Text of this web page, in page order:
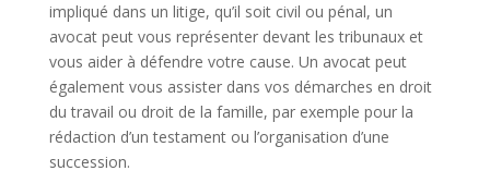
impliqué dans un litige, qu’il soit civil ou pénal, un
avocat peut vous représenter devant les tribunaux et
vous aider à défendre votre cause. Un avocat peut
également vous assister dans vos démarches en droit
du travail ou droit de la famille, par exemple pour la
rédaction d’un testament ou l’organisation d’une
succession.